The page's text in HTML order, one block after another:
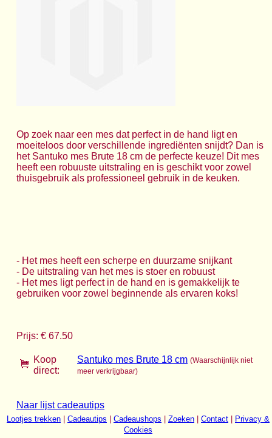
Op zoek naar een mes dat perfect in de hand ligt en
moeiteloos door verschillende ingrediënten snijdt? Dan is
het Santuko mes Brute 18 cm de perfecte keuze! Dit mes
heeft een robuuste uitstraling en is geschikt voor zowel
thuisgebruik als professioneel gebruik in de keuken.
- Het mes heeft een scherpe en duurzame snijkant
- De uitstraling van het mes is stoer en robuust
- Het mes ligt perfect in de hand en is gemakkelijk te
gebruiken voor zowel beginnende als ervaren koks!
Prijs: € 67.50
Koop
direct:
Santuko mes Brute 18 cm (Waarschijnlijk niet
meer verkrijgbaar)
Naar lijst cadeautips
Lootjes trekken Cadeautips Cadeaushops Zoeken Contact
Privacy &
Cookies